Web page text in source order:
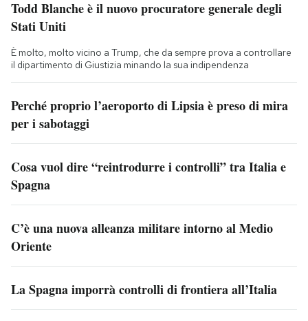
Todd Blanche è il nuovo procuratore generale degli
Stati Uniti
È molto, molto vicino a Trump, che da sempre prova a controllare
il dipartimento di Giustizia minando la sua indipendenza
Perché proprio l’aeroporto di Lipsia è preso di mira
per i sabotaggi
Cosa vuol dire “reintrodurre i controlli” tra Italia e
Spagna
C’è una nuova alleanza militare intorno al Medio
Oriente
La Spagna imporrà controlli di frontiera all’Italia